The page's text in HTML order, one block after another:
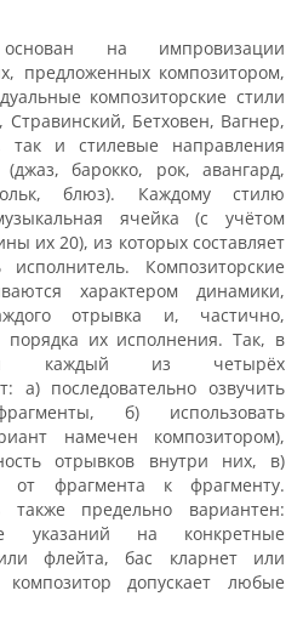
на импровизации
предложенных композитором,
композиторские стили
Бетховен, Вагнер,
так и стилевые направления
барокко, рок, авангард,
блюз). Каждому стилю
ячейка (с учётом
их 20), из которых составляет
Композиторские
характером динамики,
отрывка и, частично,
их исполнения. Так, в
каждый из четырёх
а) последовательно озвучить
б) использовать
намечен композитором),
отрывков внутри них, в)
от фрагмента к фрагменту.
также предельно вариантен:
указаний на конкретные
флейта, бас кларнет или
допускает любые